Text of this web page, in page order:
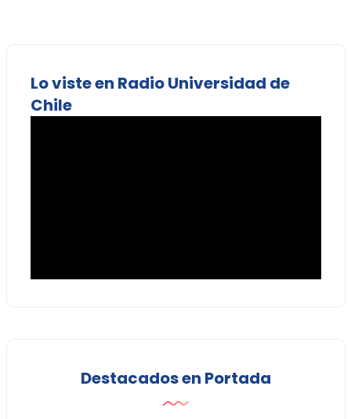
Lo viste en Radio Universidad de
Chile
Destacados en Portada